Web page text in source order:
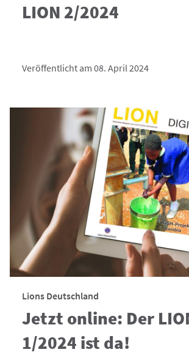
LION 2/2024
Veröffentlicht am 08. April 2024
Lions Deutschland
Jetzt online: Der
1/2024 ist da!